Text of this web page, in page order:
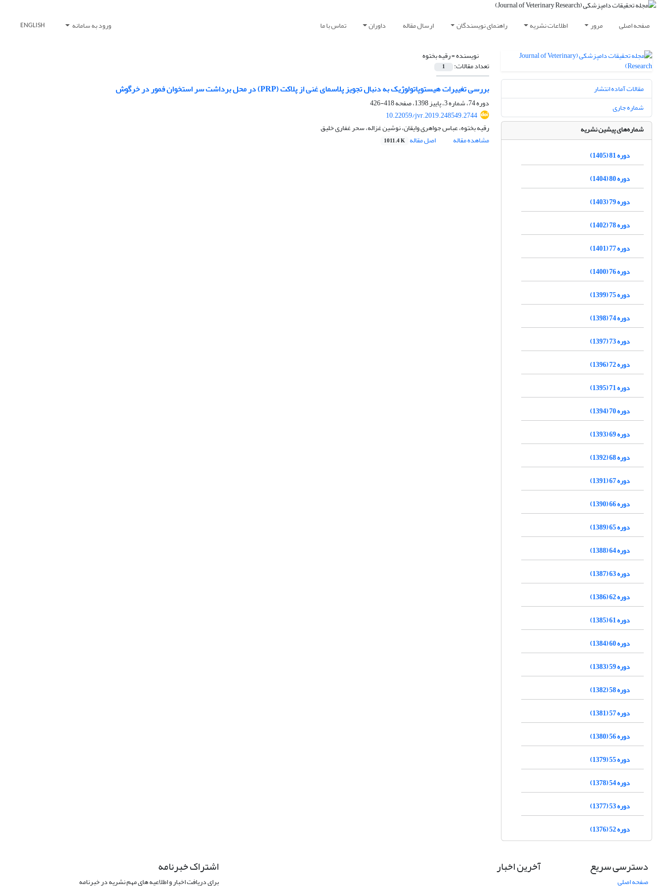
صفحه اصلی مرور اطلاعات نشریه راهنمای نویسندگان ارسال مقاله داوران تماس با ما ورود به سامانه ENGLISH
نویسنده =رقیه بختوه
تعداد مقالات: 1
بررسی تغییرات هیستوپاتولوژیک به دنبال تجویز پلاسمای غنی از پلاکت (PRP) در محل برداشت سر استخوان فمور در خرگوش
دوره 74، شماره 3، پاییز 1398، صفحه
418-426
10.22059/jvr.2019.248549.2744
رقیه بختوه، عباس جواهری وایقان، نوشین غزاله، سحر غفاری خلیق
مشاهده مقاله
اصل مقاله 1011.4 K
مقالات آماده انتشار
شماره جاری
شماره‌های پیشین نشریه
دوره 81 (1405)
دوره 80 (1404)
دوره 79 (1403)
دوره 78 (1402)
دوره 77 (1401)
دوره 76 (1400)
دوره 75 (1399)
دوره 74 (1398)
دوره 73 (1397)
دوره 72 (1396)
دوره 71 (1395)
دوره 70 (1394)
دوره 69 (1393)
دوره 68 (1392)
دوره 67 (1391)
دوره 66 (1390)
دوره 65 (1389)
دوره 64 (1388)
دوره 63 (1387)
دوره 62 (1386)
دوره 61 (1385)
دوره 60 (1384)
دوره 59 (1383)
دوره 58 (1382)
دوره 57 (1381)
دوره 56 (1380)
دوره 55 (1379)
دوره 54 (1378)
دوره 53 (1377)
دوره 52 (1376)
دسترسی سریع
صفحه اصلی
آخرین اخبار اشتراک خبرنامه
برای دریافت اخبار و اطلاعیه های مهم نشریه در خبرنامه